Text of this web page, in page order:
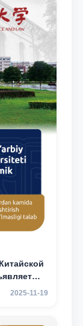
для
2025-11-19